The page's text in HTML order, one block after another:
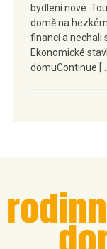
bydlení nové.
domě na
financí a nechali
Ekonomické
domuContinue […]